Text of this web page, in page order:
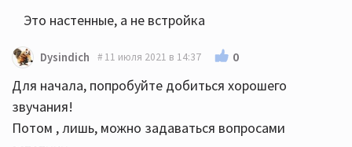
Это настенные, а не встройка
Dysindich 11 июля 2021 в 14:37 0
Для начала, попробуйте добиться хорошего
звучания!
Потом , лишь, можно задаваться вопросами